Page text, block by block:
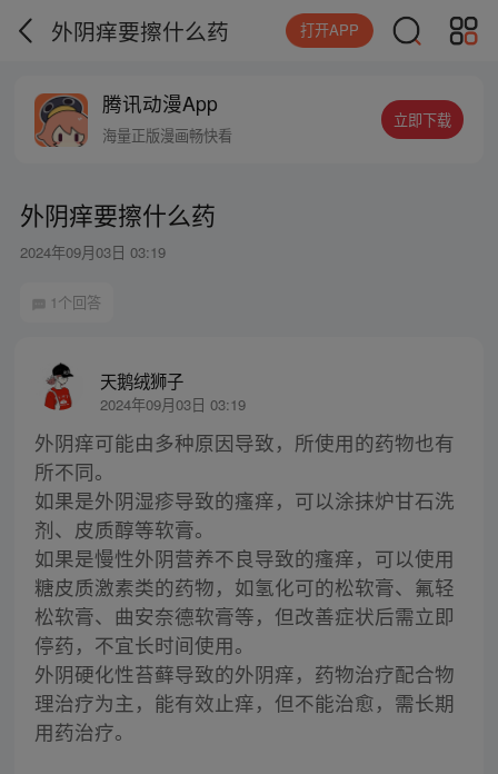
外阴痒要擦什么药 打开APP
腾讯动漫App
海量正版漫画畅快看
立即下载
外阴痒要擦什么药
2024年09月03日 03:19
1个回答
天鹅绒狮子
2024年09月03日 03:19
外阴痒可能由多种原因导致，所使用的药物也有
所不同。
如果是外阴湿疹导致的瘙痒，可以涂抹炉甘石洗
剂、皮质醇等软膏。
如果是慢性外阴营养不良导致的瘙痒，可以使用
糖皮质激素类的药物，如氢化可的松软膏、氟轻
松软膏、曲安奈德软膏等，但改善症状后需立即
停药，不宜长时间使用。
外阴硬化性苔藓导致的外阴痒，药物治疗配合物
理治疗为主，能有效止痒，但不能治愈，需长期
用药治疗。